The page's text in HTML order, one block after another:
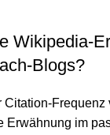
Wikipedia-
Blogs?
Frequenz
Erwähnung im